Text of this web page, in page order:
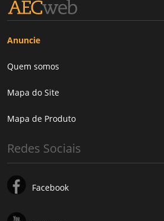
Anuncie
Quem somos
Mapa do Site
Mapa de Produto
Redes Sociais
Facebook